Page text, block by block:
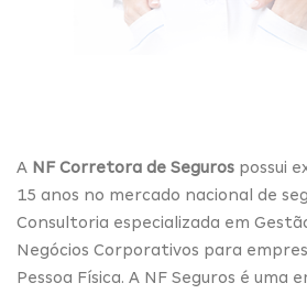
A NF Corretora de Seguros possui
15 anos no mercado nacional de
Consultoria especializada em
Negócios Corporativos para
Pessoa Física. A NF Seguros é uma